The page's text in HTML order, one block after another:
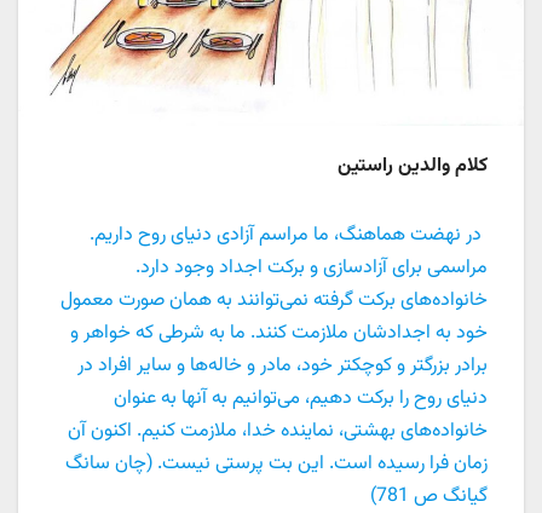
کلام والدین راستین
در نهضت هماهنگ، ما مراسم آزادی دنیای روح داریم.
مراسمی برای آزادسازی و برکت اجداد وجود دارد.
خانواده‌های برکت گرفته نمی‌توانند به همان صورت معمول
خود به اجدادشان ملازمت کنند. ما به شرطی که خواهر و
برادر بزرگتر و کوچکتر خود، مادر و خاله‌ها و سایر افراد در
دنیای روح را برکت دهیم، می‌توانیم به آنها به عنوان
خانواده‌های بهشتی، نماینده خدا، ملازمت کنیم. اکنون آن
زمان فرا رسیده است. این بت پرستی نیست. (چان سانگ
گیانگ ص 781)